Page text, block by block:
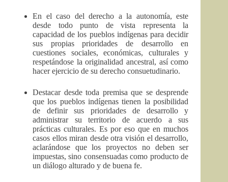
En el caso del derecho a la autonomía, este
desde todo punto de vista representa la
capacidad de los pueblos indígenas para decidir
sus propias prioridades de desarrollo en
cuestiones sociales, económicas, culturales y
respetándose la originalidad ancestral, así como
hacer ejercicio de su derecho consuetudinario.
Destacar desde toda premisa que se desprende
que los pueblos indígenas tienen la posibilidad
de definir sus prioridades de desarrollo y
administrar su territorio de acuerdo a sus
prácticas culturales. Es por eso que en muchos
casos ellos miran desde otra visión el desarrollo,
aclarándose que los proyectos no deben ser
impuestas, sino consensuadas como producto de
un diálogo alturado y de buena fe.